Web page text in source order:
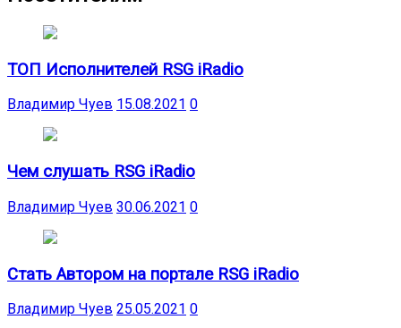
ТОП Исполнителей RSG iRadio
Владимир Чуев 15.08.2021 0
Чем слушать RSG iRadio
Владимир Чуев 30.06.2021 0
Стать Автором на портале RSG iRadio
Владимир Чуев 25.05.2021 0